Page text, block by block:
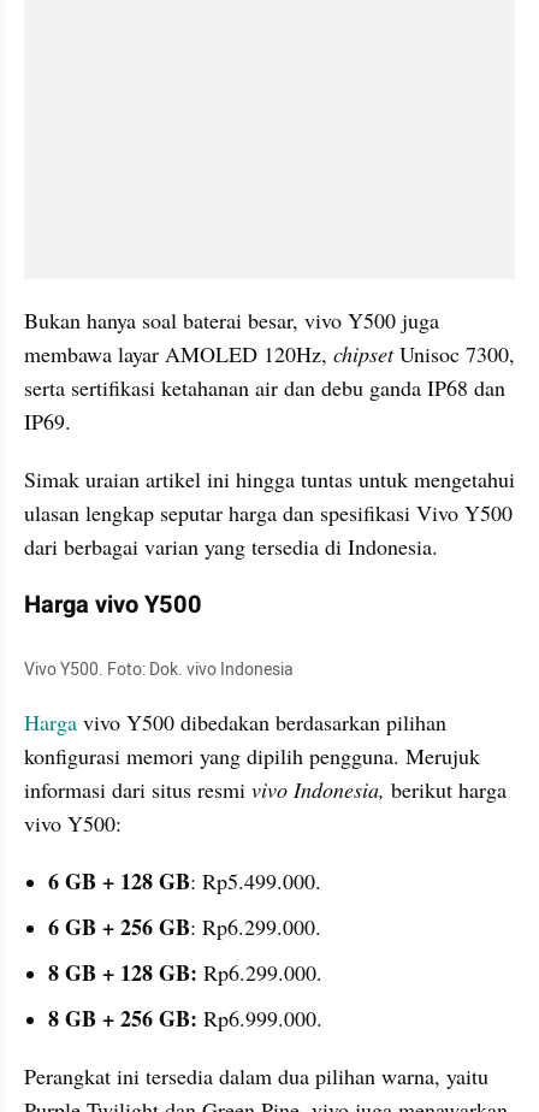
Bukan hanya soal baterai besar, vivo Y500 juga
membawa layar AMOLED 120Hz, chipset Unisoc 7300,
serta sertifikasi ketahanan air dan debu ganda IP68 dan
IP69.
Simak uraian artikel ini hingga tuntas untuk mengetahui
ulasan lengkap seputar harga dan spesifikasi Vivo Y500
dari berbagai varian yang tersedia di Indonesia.
Harga vivo Y500
Vivo Y500. Foto: Dok. vivo Indonesia
Harga vivo Y500 dibedakan berdasarkan pilihan
konfigurasi memori yang dipilih pengguna. Merujuk
informasi dari situs resmi vivo Indonesia, berikut harga
vivo Y500:
6 GB + 128 GB: Rp5.499.000.
6 GB + 256 GB: Rp6.299.000.
8 GB + 128 GB: Rp6.299.000.
8 GB + 256 GB: Rp6.999.000.
Perangkat ini tersedia dalam dua pilihan warna, yaitu